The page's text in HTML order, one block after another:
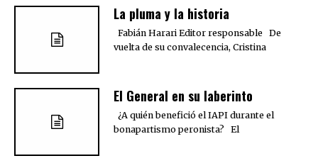
La pluma y la historia
Fabián Harari Editor responsable De
vuelta de su convalecencia, Cristina
El General en su laberinto
¿A quién benefició el IAPI durante el
bonapartismo peronista? El